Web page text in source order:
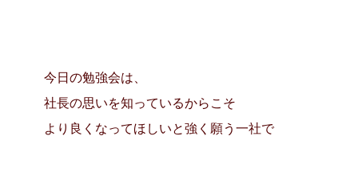
今日の勉強会は、
社長の思いを知っているからこそ
より良くなってほしいと強く願う一社で